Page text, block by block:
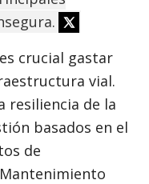
crucial gastar
vial.
resiliencia de la
basados en el
de